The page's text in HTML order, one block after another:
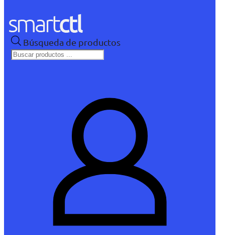
Búsqueda de productos